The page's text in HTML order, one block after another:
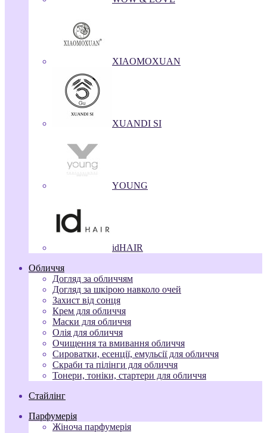
XIAOMOXUAN
XUANDI SI
YOUNG
idHAIR
Обличчя
Догляд за обличчям
Догляд за шкірою навколо очей
Захист від сонця
Крем для обличчя
Маски для обличчя
Олія для обличчя
Очищення та вмивання обличчя
Сироватки, есенції, емульсії для обличчя
Скраби та пілінги для обличчя
Тонери, тоніки, стартери для обличчя
Стайлінг
Парфумерія
Жіноча парфумерія